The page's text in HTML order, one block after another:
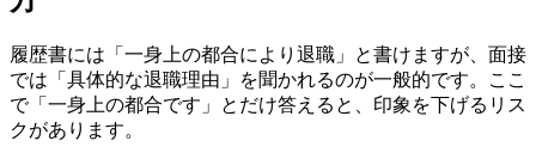
履歴書には「一身上の都合により退職」と書けますが、面接
では「具体的な退職理由」を聞かれるのが一般的です。ここ
で「一身上の都合です」とだけ答えると、印象を下げるリス
クがあります。